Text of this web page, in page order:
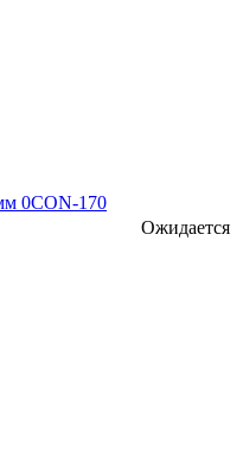
0CON-170
Ожидается